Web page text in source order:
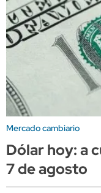
Mercado cambiario
Dólar hoy: a
7 de agosto